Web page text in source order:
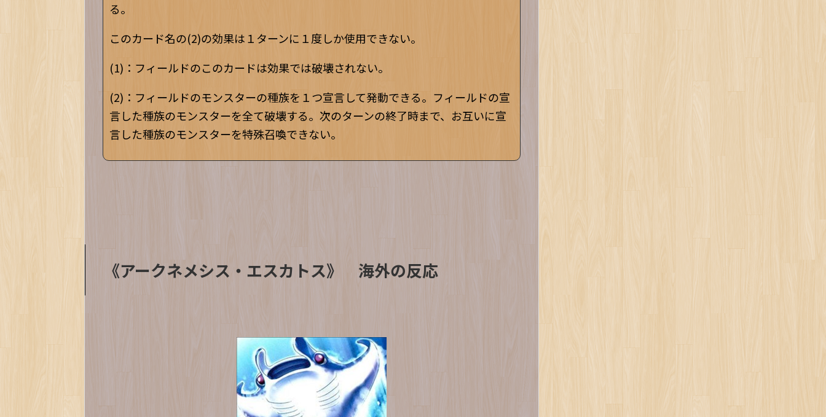
る。
このカード名の(2)の効果は１ターンに１度しか使用できない。
(1)：フィールドのこのカードは効果では破壊されない。
(2)：フィールドのモンスターの種族を１つ宣言して発動できる。フィールドの宣
言した種族のモンスターを全て破壊する。次のターンの終了時まで、お互いに宣
言した種族のモンスターを特殊召喚できない。
《アークネメシス・エスカトス》 海外の反応